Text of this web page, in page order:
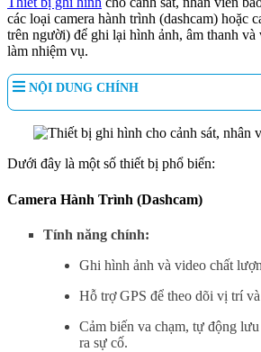
các loại camera hành trình (dashcam) hoặc
trên người) để ghi lại hình ảnh, âm thanh và
làm nhiệm vụ.
NỘI DUNG CHÍNH
Dưới đây là một số thiết bị phổ biến:
Camera Hành Trình (Dashcam)
Tính năng chính:
Ghi hình ảnh và video chất
Hỗ trợ GPS để theo dõi vị trí
Cảm biến va chạm, tự động
ra sự cố.